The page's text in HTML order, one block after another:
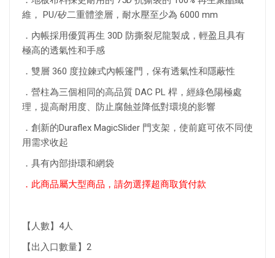
維， PU/矽二重體塗層，耐水壓至少為 6000 mm
．內帳採用優質再生 30D 防撕裂尼龍製成，輕盈且具有
極高的透氣性和手感
．雙層 360 度拉鍊式內帳篷門，保有透氣性和隱蔽性
．營柱為三個相同的高品質 DAC PL 桿，經綠色陽極處
理，提高耐用度、防止腐蝕並降低對環境的影響
．創新的Duraflex MagicSlider 門支架，使前庭可依不同使
用需求收起
．具有內部掛環和網袋
．此商品屬大型商品，請勿選擇超商取貨付款
【人數】4人
【出入口數量】2